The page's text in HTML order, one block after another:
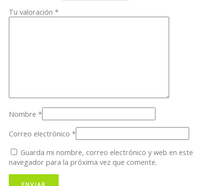
Tu valoración *
Nombre *
Correo electrónico *
Guarda mi nombre, correo electrónico y web en este
navegador para la próxima vez que comente.